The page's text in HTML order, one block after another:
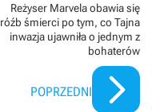
Reżyser Marvela obawia się
śmierci po tym, co Tajna
inwazja ujawniła o jednym z
bohaterów
POPRZEDNI